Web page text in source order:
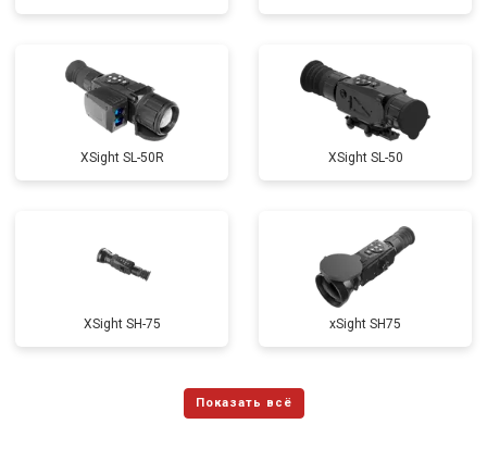
XSight SL-50R XSight SL-50
XSight SH-75 xSight SH75